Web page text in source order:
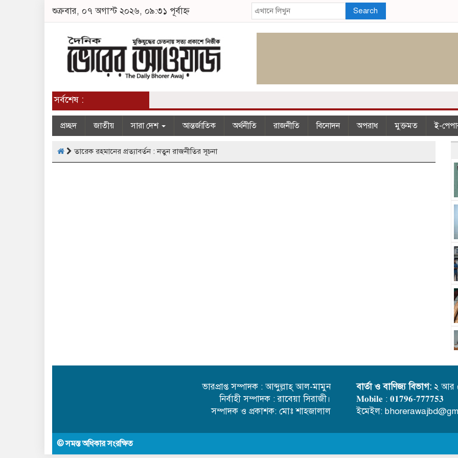
শুক্রবার, ০৭ অগাস্ট ২০২৬, ০৯:৩১ পূর্বাহ্ন Search
সর্বশেষ :
প্রচ্ছদ জাতীয় সারা দেশ আন্তর্জাতিক অর্থনীতি রাজনীতি বিনোদন অপরাধ মুক্তমত ই-
তারেক রহমানের প্রত্যাবর্তন : নতুন রাজনীতির সূচনা
ভারপ্রাপ্ত সম্পাদক : আব্দুল্লাহ্ আল-মামুন
নির্বাহী সম্পাদক : রাবেয়া সিরাজী।
সম্পাদক ও প্রকাশক: মোঃ শাহজালাল
বার্তা ও বাণিজ্য বিভাগ: ২ আর
𝐌𝐨𝐛𝐢𝐥𝐞 : 𝟎𝟏𝟕𝟗𝟔-𝟕𝟕𝟕𝟕𝟓𝟑
ইমেইল:
© সমস্ত অধিকার সংরক্ষিত